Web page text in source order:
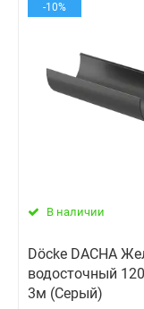
-10%
В наличии
Döcke DACHA
водосточный
3м (Серый)